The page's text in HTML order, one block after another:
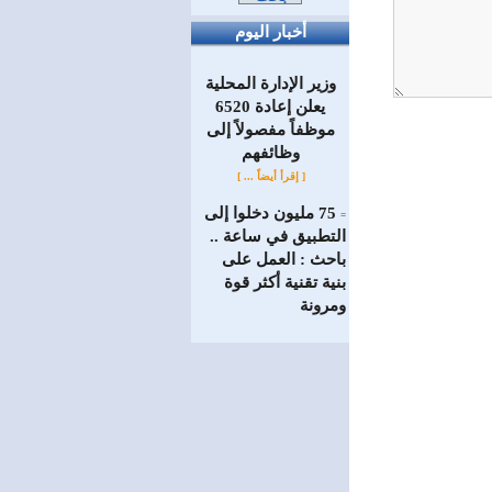
أخبار اليوم
وزير الإدارة المحلية
يعلن إعادة 6520
موظفاً مفصولاً إلى
‏وظائفهم
[ إقرأ أيضاً ... ]
=
75 مليون دخلوا إلى
التطبيق في ساعة ..
باحث : العمل على
بنية تقنية أكثر قوة
ومرونة